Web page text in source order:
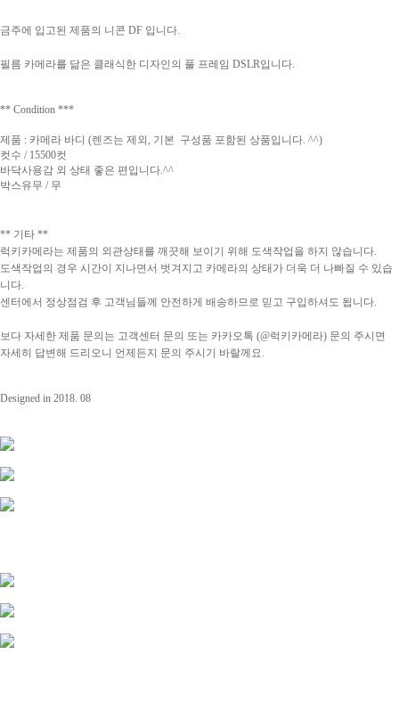
금주에 입고된 제품의 니콘 DF 입니다.
필름 카메라를 닮은 클래식한 디자인의 풀 프레임 DSLR입니다.
** Condition ***
제품 : 카메라 바디 (렌즈는 제외, 기본 구성품 포함된 상품입니다. ^^)
컷수 / 15500컷
바닥사용감 외 상태 좋은 편입니다.^^
박스유무 / 무
** 기타 **
럭키카메라는 제품의 외관상태를 깨끗해 보이기 위해 도색작업을 하지 않습니다.
도색작업의 경우 시간이 지나면서 벗겨지고 카메라의 상태가 더욱 더 나빠질 수 있습
니다.
센터에서 정상점검 후 고객님들께 안전하게 배송하므로 믿고 구입하셔도 됩니다.
보다 자세한 제품 문의는 고객센터 문의 또는 카카오톡 (@럭키카메라) 문의 주시면
자세히 답변해 드리오니 언제든지 문의 주시기 바랄께요.
Designed in 2018. 08